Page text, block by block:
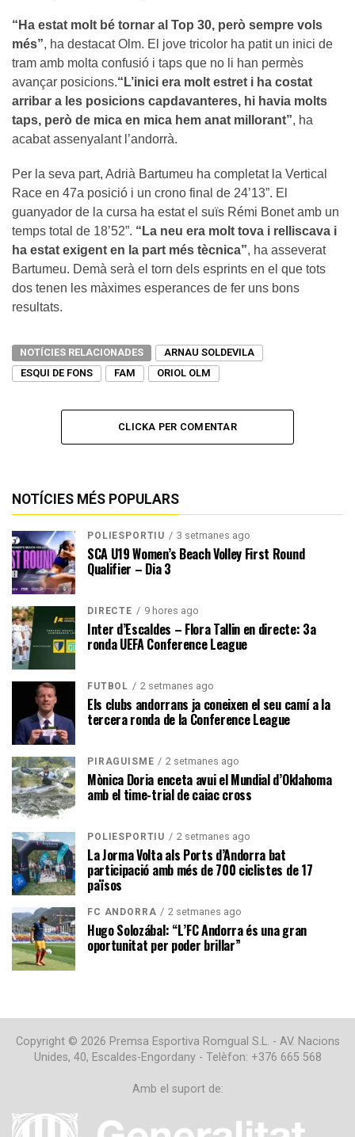
“Ha estat molt bé tornar al Top 30, però sempre vols
més”, ha destacat Olm. El jove tricolor ha patit un inici de
tram amb molta confusió i taps que no li han permès
avançar posicions.“L’inici era molt estret i ha costat
arribar a les posicions capdavanteres, hi havia molts
taps, però de mica en mica hem anat millorant”, ha
acabat assenyalant l’andorrà.
Per la seva part, Adrià Bartumeu ha completat la Vertical
Race en 47a posició i un crono final de 24’13”. El
guanyador de la cursa ha estat el suïs Rémi Bonet amb un
temps total de 18’52”. “La neu era molt tova i relliscava i
ha estat exigent en la part més tècnica”, ha asseverat
Bartumeu. Demà serà el torn dels esprints en el que tots
dos tenen les màximes esperances de fer uns bons
resultats.
NOTÍCIES RELACIONADES
ARNAU SOLDEVILA
ESQUI DE FONS
FAM ORIOL OLM
CLICKA PER COMENTAR
NOTÍCIES MÉS POPULARS
POLIESPORTIU 3 setmanes ago
SCA U19 Women’s Beach Volley First Round
Qualifier – Dia 3
DIRECTE 9 hores ago
Inter d’Escaldes – Flora Tallin en directe: 3a
ronda UEFA Conference League
FUTBOL 2 setmanes ago
Els clubs andorrans ja coneixen el seu camí a la
tercera ronda de la Conference League
PIRAGÜISME 2 setmanes ago
Mònica Doria enceta avui el Mundial d’Oklahoma
amb el time-trial de caiac cross
POLIESPORTIU 2 setmanes ago
La Jorma Volta als Ports d’Andorra bat
participació amb més de 700 ciclistes de 17
països
FC ANDORRA 2 setmanes ago
Hugo Solozábal: “L’FC Andorra és una gran
oportunitat per poder brillar”
Copyright © 2026 Premsa Esportiva Romgual S.L. - AV. Nacions
Unides, 40, Escaldes-Engordany - Telèfon: +376 665 568
Amb el suport de: